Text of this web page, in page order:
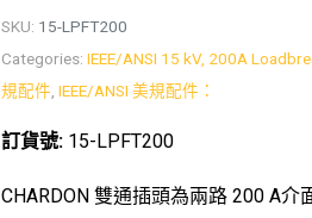
SKU: 15-LPFT200
Categories: IEEE/ANSI 15 kV, 200A
規配件 IEEE/ANSI 美規配件：
訂貨號: 15-LPFT200
CHARDON 雙通插頭為兩路 200 A